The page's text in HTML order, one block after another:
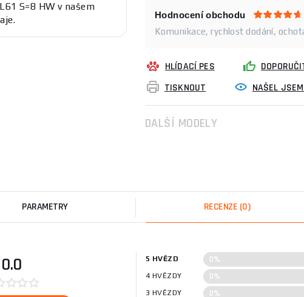
S=8 HW v našem
Hodnocení obchodu
Komunikace, rychlost dodání,
HLÍDACÍ PES
TISKNOUT
NAŠEL
DALŠÍ MODELY
PARAMETRY RECENZE (0)
0.0 5 HVĚZD 0%
4 HVĚZDY 0%
3 HVĚZDY 0%